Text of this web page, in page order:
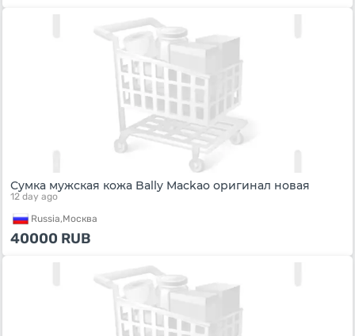
Сумка мужская кожа Bally Mackao оригинал новая
12 day ago
Russia,Москва
40000 RUB